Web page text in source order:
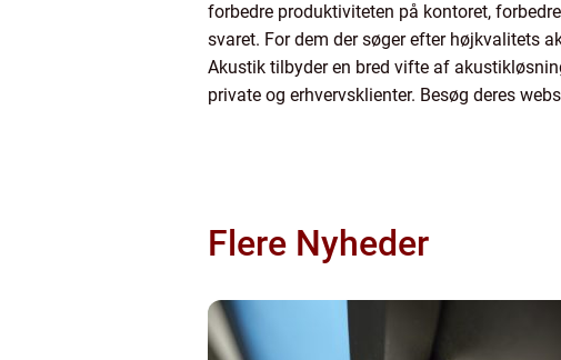
forbedre produktiviteten på kontoret,
svaret. For dem der søger efter højkvalitets
Akustik tilbyder en bred vifte af
private og erhvervsklienter. Besøg deres
Flere Nyheder